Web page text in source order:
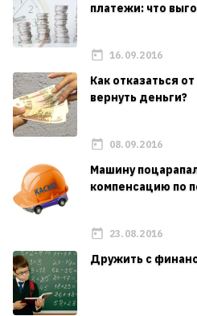
платежи: что
16.09.2016
Как отказаться
вернуть деньги?
08.09.2016
Машину
компенсацию по
23.08.2016
Дружить с